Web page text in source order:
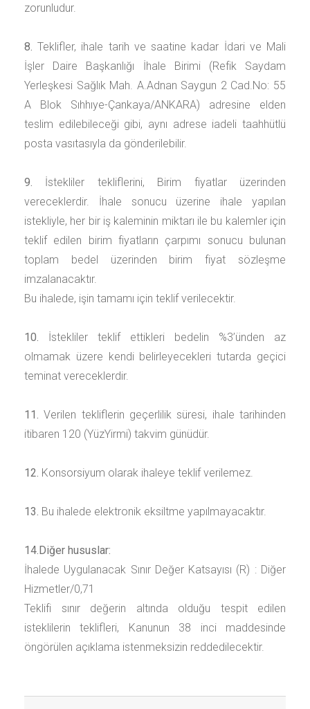
zorunludur.
8. Teklifler, ihale tarih ve saatine kadar İdari ve Mali
İşler Daire Başkanlığı İhale Birimi (Refik Saydam
Yerleşkesi Sağlık Mah. A.Adnan Saygun 2 Cad.No: 55
A Blok Sıhhıye-Çankaya/ANKARA) adresine elden
teslim edilebileceği gibi, aynı adrese iadeli taahhütlü
posta vasıtasıyla da gönderilebilir.
9. İstekliler tekliflerini, Birim fiyatlar üzerinden
vereceklerdir. İhale sonucu üzerine ihale yapılan
istekliyle, her bir iş kaleminin miktarı ile bu kalemler için
teklif edilen birim fiyatların çarpımı sonucu bulunan
toplam bedel üzerinden birim fiyat sözleşme
imzalanacaktır.
Bu ihalede, işin tamamı için teklif verilecektir.
10. İstekliler teklif ettikleri bedelin %3’ünden az
olmamak üzere kendi belirleyecekleri tutarda geçici
teminat vereceklerdir.
11. Verilen tekliflerin geçerlilik süresi, ihale tarihinden
itibaren 120 (YüzYirmi) takvim günüdür.
12. Konsorsiyum olarak ihaleye teklif verilemez.
13. Bu ihalede elektronik eksiltme yapılmayacaktır.
14.Diğer hususlar:
İhalede Uygulanacak Sınır Değer Katsayısı (R) : Diğer
Hizmetler/0,71
Teklifi sınır değerin altında olduğu tespit edilen
isteklilerin teklifleri, Kanunun 38 inci maddesinde
öngörülen açıklama istenmeksizin reddedilecektir.